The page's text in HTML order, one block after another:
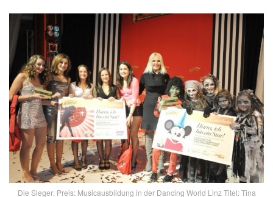
Die Sieger: Preis: Musicausbildung in der Dancing World Linz Titel: Tina